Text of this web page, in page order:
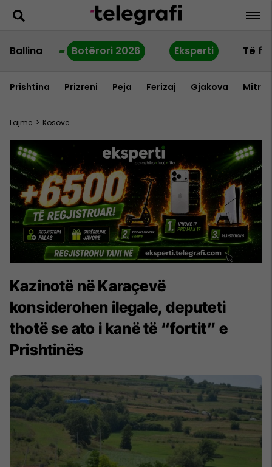
Ballina Botërori 2026 Eksperti Të
Prishtina Prizreni Peja Ferizaj Gjakova
Lajme > Kosovë
Kazinotë në Karaçevë
konsiderohen ilegale, deputeti
thotë se ato i kanë të “fortit” e
Prishtinës